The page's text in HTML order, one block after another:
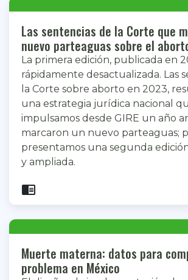
Las sentencias de la Corte que
nuevo parteaguas sobre el
La primera edición, publicada en
rápidamente desactualizada. Las
la Corte sobre aborto en 2023,
una estrategia jurídica nacional
impulsamos desde GIRE un año
marcaron un nuevo parteaguas;
presentamos una segunda
y ampliada.
chrome_reader_mode
Muerte materna: datos para
problema en México